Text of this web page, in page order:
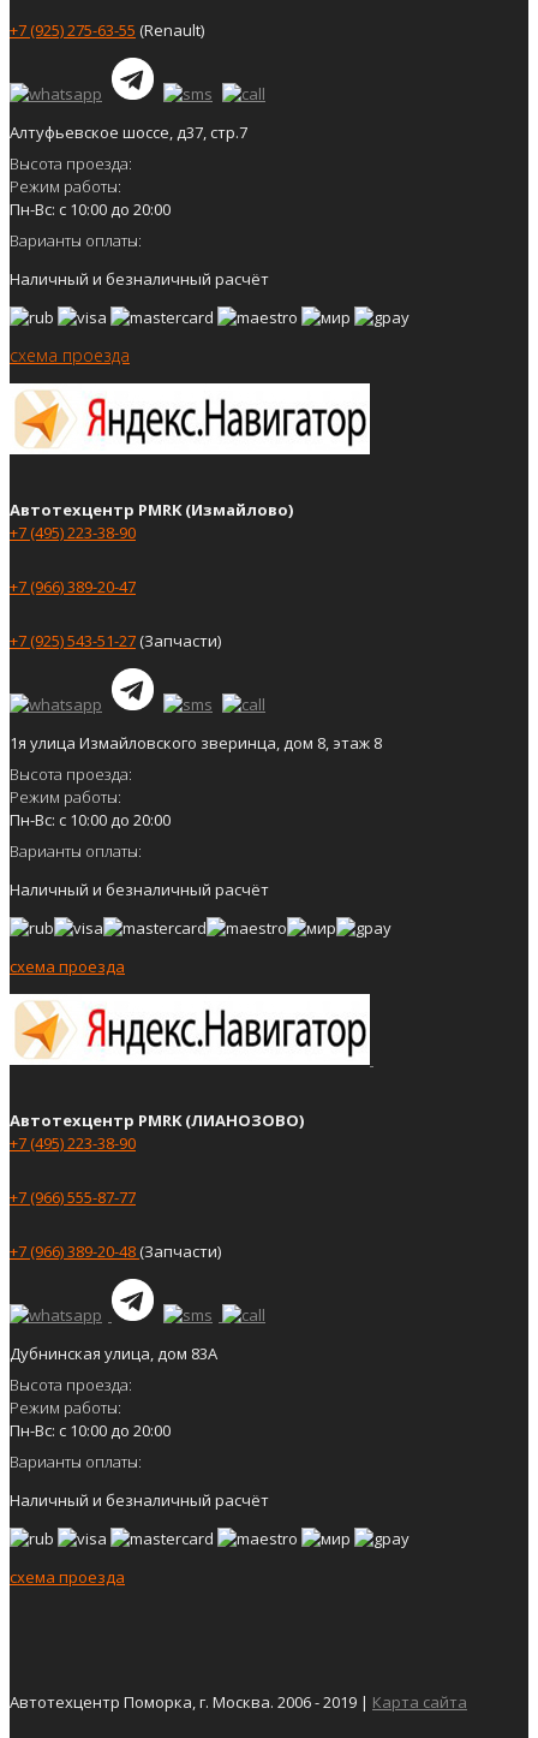
+7 (925) 275-63-55 (Renault)
Алтуфьевское шоссе, д37, стр.7
Высота проезда:
Режим работы:
Пн-Вс: с 10:00 до 20:00
Варианты оплаты:
Наличный и безналичный расчёт
схема проезда
Автотехцентр PMRK (Измайлово)
+7 (495) 223-38-90
+7 (966) 389-20-47
+7 (925) 543-51-27(Запчасти)
1я улица Измайловского зверинца, дом 8, этаж 8
Высота проезда:
Режим работы:
Пн-Вс: с 10:00 до 20:00
Варианты оплаты:
Наличный и безналичный расчёт
схема проезда
Автотехцентр PMRK (ЛИАНОЗОВО)
+7 (495) 223-38-90
+7 (966) 555-87-77
+7 (966) 389-20-48(Запчасти)
Дубнинская улица, дом 83А
Высота проезда:
Режим работы:
Пн-Вс: с 10:00 до 20:00
Варианты оплаты:
Наличный и безналичный расчёт
схема проезда
Автотехцентр Поморка, г. Москва. 2006 - 2019 | Карта сайта